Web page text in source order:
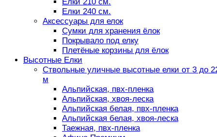
Елки 240 см.
Аксессуары для елок
Сумки для хранения ёлок
Покрывало под елку
Плетёные корзины для ёлок
Высотные Елки
Ствольные уличные высотные елки от 3 до
м
Альпийская, пвх-пленка
Альпийская, хвоя-леска
Альпийская белая, пвх-пленка
Альпийская белая, хвоя-леска
Таежная, пвх-пленка